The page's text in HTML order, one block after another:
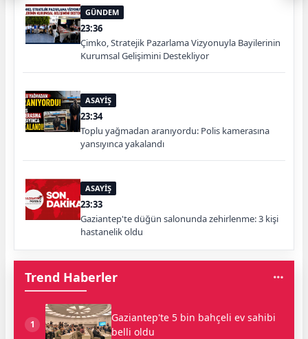
GÜNDEM
23:36
Çimko, Stratejik Pazarlama Vizyonuyla Bayilerinin
Kurumsal Gelişimini Destekliyor
ASAYİŞ
23:34
Toplu yağmadan aranıyordu: Polis kamerasına
yansıyınca yakalandı
ASAYİŞ
23:33
Gaziantep'te düğün salonunda zehirlenme: 3 kişi
hastanelik oldu
Trend Haberler
1
Gaziantep'te 5 bin bahçeli ev sahibi
belli oldu